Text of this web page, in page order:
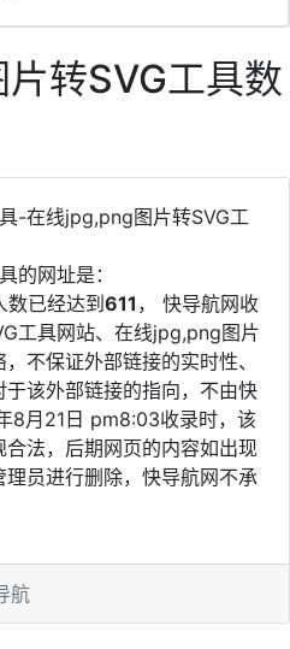
转SVG工具数
-在线jpg,png图片转SVG工
的网址是：
已经达到611 ， 快导航网收
工具网站、在线jpg,png图片
不保证外部链接的实时性、
该外部链接的指向，不由快
8月21日 pm8:03收录时，该
法，后期网页的内容如出现
员进行删除，快导航网不承
航